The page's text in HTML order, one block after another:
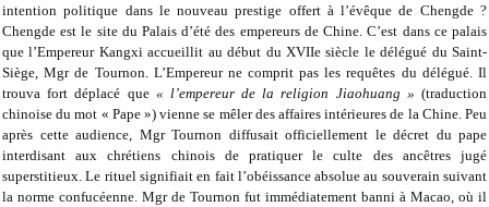
intention politique dans le nouveau prestige offert à l’évêque de Chengde ?
Chengde est le site du Palais d’été des empereurs de Chine. C’est dans ce palais
que l’Empereur Kangxi accueillit au début du XVIIe siècle le délégué du Saint-
Siège, Mgr de Tournon. L’Empereur ne comprit pas les requêtes du délégué. Il
trouva fort déplacé que« l’empereur de la religion Jiaohuang » (traduction
chinoise du mot « Pape ») vienne se mêler des affaires intérieures de la Chine. Peu
après cette audience, Mgr Tournon diffusait officiellement le décret du pape
interdisant aux chrétiens chinois de pratiquer le culte des ancêtres jugé
superstitieux. Le rituel signifiait en fait l’obéissance absolue au souverain suivant
la norme confucéenne. Mgr de Tournon fut immédiatement banni à Macao, où il